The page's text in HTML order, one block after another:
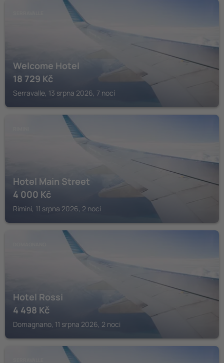
Welcome Hotel
18 729 Kč
Serravalle, 13 srpna 2026, 7 nocí
Hotel Main Street
4 000 Kč
Rimini, 11 srpna 2026, 2 noci
Hotel Rossi
4 498 Kč
Domagnano, 11 srpna 2026, 2 noci